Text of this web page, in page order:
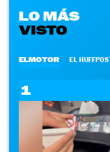
LO MÁS
VISTO
ELMOTOR EL
1